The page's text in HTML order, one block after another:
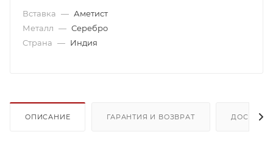
Вставка — Аметист
Металл — Серебро
Страна — Индия
ОПИСАНИЕ ГАРАНТИЯ И ВОЗВРАТ